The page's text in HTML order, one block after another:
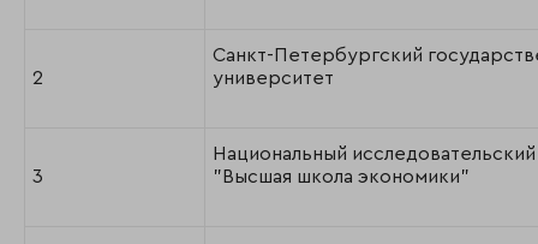
2
Санкт-Петербургский
университет
3
Национальный
"Высшая школа экономики"